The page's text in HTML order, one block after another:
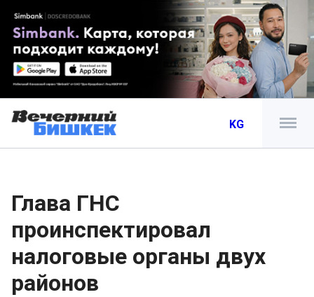
KG
Глава ГНС
проинспектировал
налоговые органы двух
районов